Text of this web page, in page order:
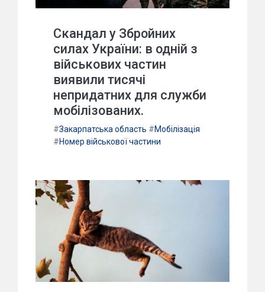
Скандал у Збройних
силах України: в одній з
військових частин
виявили тисячі
непридатних для служби
мобілізованих.
#Закарпатська область #Мобілізація
#Номер військової частини